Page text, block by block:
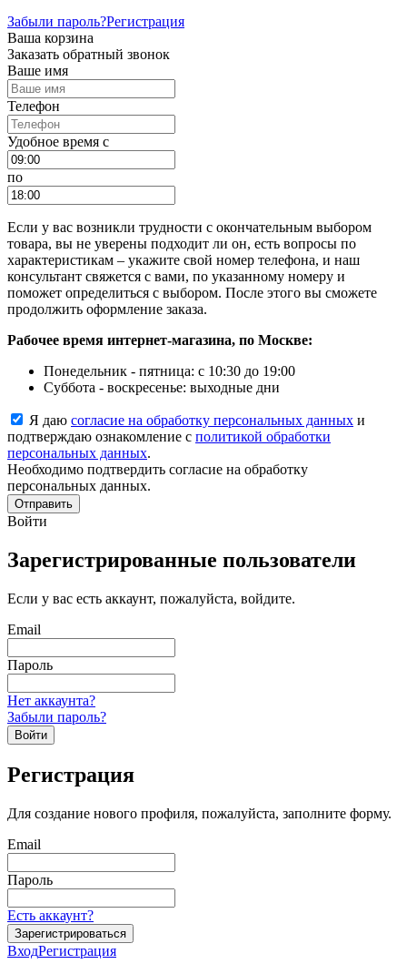
Забыли пароль?Регистрация
Ваша корзина
Заказать обратный звонок
Ваше имя
Телефон
Удобное время c
по
Если у вас возникли трудности с окончательным выбором
товара, вы не уверены подходит ли он, есть вопросы по
характеристикам – укажите свой номер телефона, и наш
консультант свяжется с вами, по указанному номеру и
поможет определиться с выбором. После этого вы сможете
продолжить оформление заказа.
Рабочее время интернет-магазина, по Москве:
Понедельник - пятница: с 10:30 до 19:00
Суббота - воскресенье: выходные дни
Я даю согласие на обработку персональных данных и
подтверждаю ознакомление с политикой обработки
персональных данных.
Необходимо подтвердить согласие на обработку
персональных данных.
Отправить
Войти
Зарегистрированные пользователи
Если у вас есть аккаунт, пожалуйста, войдите.
Email
Пароль
Нет аккаунта?
Забыли пароль?
Войти
Регистрация
Для создание нового профиля, пожалуйста, заполните форму.
Email
Пароль
Есть аккаунт?
Зарегистрироваться
ВходРегистрация